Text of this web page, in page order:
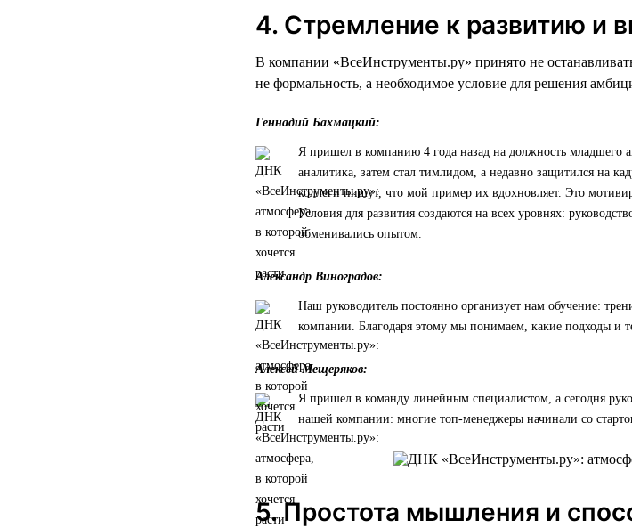
4. Стремление к развитию и
В компании «ВсеИнструменты.ру» принято не
не формальность, а необходимое условие для решения
Геннадий Бахмацкий:
Я пришел в компанию 4 года назад на должность младшего
аналитика, затем стал тимлидом, а недавно защитился на
коллеги пишут, что мой пример их вдохновляет. Это
Условия для развития создаются на всех уровнях:
обменивались опытом.
Александр Виноградов:
Наш руководитель постоянно организует нам обучение:
компании. Благодаря этому мы понимаем, какие подходы и
Алексей Мещеряков:
Я пришел в команду линейным специалистом, а сегодня
нашей компании: многие топ-менеджеры начинали со
5. Простота мышления и